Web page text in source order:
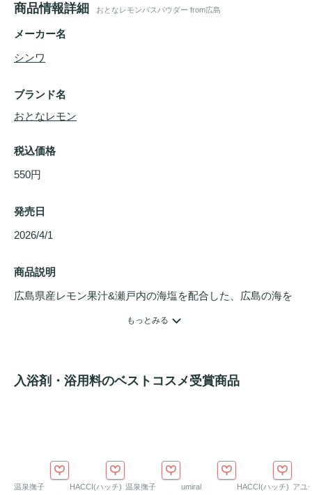
商品情報詳細 おとなレモンバスパウダー from広島
メーカー名
シンワ
ブランド名
おとなレモン
税込価格
550円
発売日
2026/4/1
商品説明
広島県産レモン果汁&瀬戸内の海塩を配合した、広島の海を
に。
もっとみる
入浴剤・浴用料のベストコスメ受賞商品
温泉撫子 HACCI(ハッチ) 温泉撫子 umiral HACCI(ハッチ) アユ